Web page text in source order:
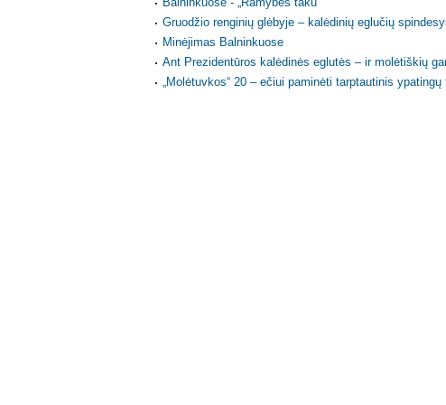
Gruodžio renginių glėbyje – kalėdinių eglučių
Minėjimas Balninkuose
Ant Prezidentūros kalėdinės eglutės – ir molėtiškių
„Molėtuvkos“ 20 – ečiui paminėti tarptautinis